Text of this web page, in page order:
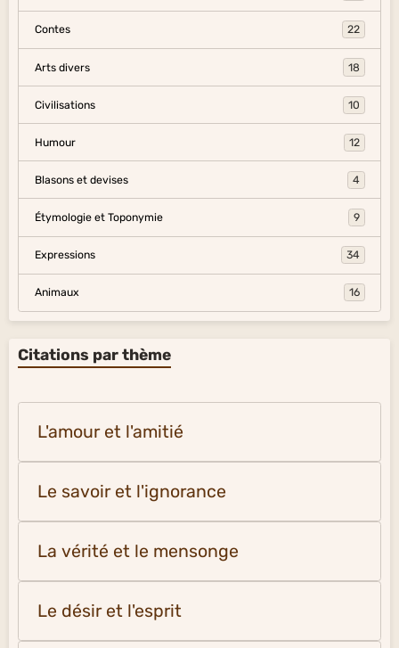
Contes 22
Arts divers 18
Civilisations 10
Humour 12
Blasons et devises 4
Étymologie et Toponymie 9
Expressions 34
Animaux 16
Citations par thème
L'amour et l'amitié
Le savoir et l'ignorance
La vérité et le mensonge
Le désir et l'esprit